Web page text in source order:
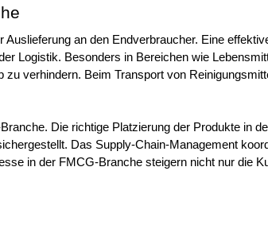
an den Endverbraucher. Eine
Logistik. Besonders in Bereichen wie
verhindern. Beim Transport von
Die richtige Platzierung der Produkte in
Das Supply-Chain-Management
in der FMCG-Branche steigern nicht nur die